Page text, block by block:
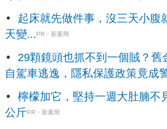
起床就先做件事，沒三天小腹
天變...PR・新素簡
29顆鏡頭也抓不到一個賊？舊
自駕車逃逸，隱私保護政策竟成
檸檬加它，堅持一週大肚腩不
公斤PR・新素簡